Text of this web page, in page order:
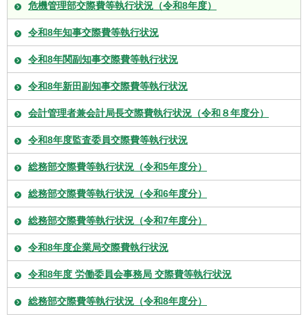
危機管理部交際費等執行状況（令和8年度）
令和8年知事交際費等執行状況
令和8年関副知事交際費等執行状況
令和8年新田副知事交際費等執行状況
会計管理者兼会計局長交際費執行状況（令和８年度分）
令和8年度監査委員交際費等執行状況
総務部交際費等執行状況（令和5年度分）
総務部交際費等執行状況（令和6年度分）
総務部交際費等執行状況（令和7年度分）
令和8年度企業局交際費執行状況
令和8年度 労働委員会事務局 交際費等執行状況
総務部交際費等執行状況（令和8年度分）